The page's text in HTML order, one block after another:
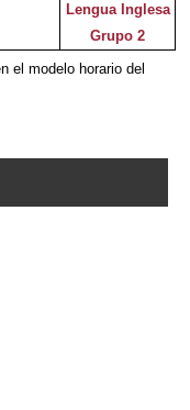
Lengua Inglesa
Grupo 2
el modelo horario del